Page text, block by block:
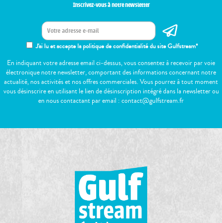
Inscrivez-vous à notre newsletter
J'ai lu et accepte la politique de confidentialité du site Gulfstream*
En indiquant votre adresse email ci-dessus, vous consentez à recevoir par voie
électronique notre newsletter, comportant des informations concernant notre
actualité, nos activités et nos offres commerciales. Vous pourrez à tout moment
vous désinscrire en utilisant le lien de désinscription intégré dans la newsletter ou
en nous contactant par email : contact@gulfstream.fr